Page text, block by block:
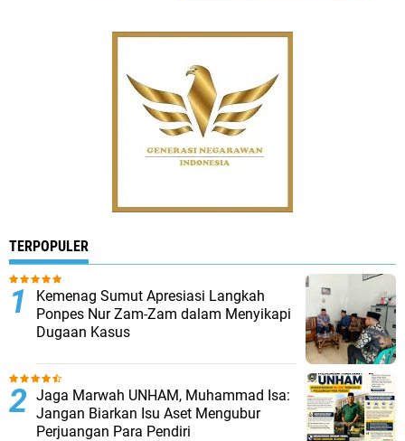
TERPOPULER
Kemenag Sumut Apresiasi Langkah
Ponpes Nur Zam-Zam dalam Menyikapi
Dugaan Kasus
Jaga Marwah UNHAM, Muhammad Isa:
Jangan Biarkan Isu Aset Mengubur
Perjuangan Para Pendiri